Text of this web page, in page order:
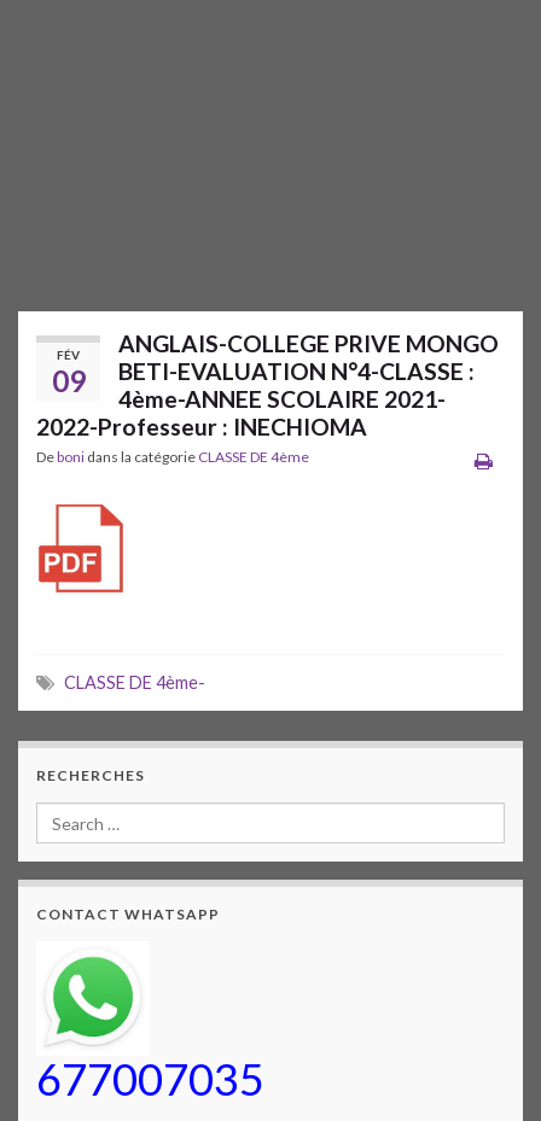
FÉV
09
ANGLAIS-COLLEGE PRIVE MONGO
BETI-EVALUATION N°4-CLASSE :
4ème-ANNEE SCOLAIRE 2021-
2022-Professeur : INECHIOMA
Deboni dans la catégorie CLASSE DE 4ème
CLASSE DE 4ème-
RECHERCHES
CONTACT WHATSAPP
677007035